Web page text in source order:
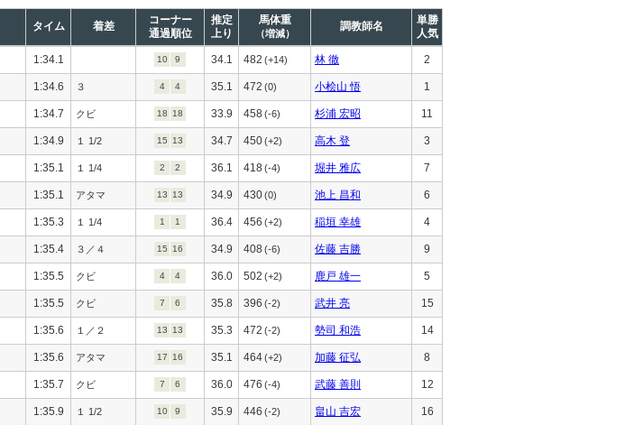
タイム 着差
コーナー
通過順位
推定
上り
馬体重
（増減）
調教師名
単勝
人気
1:34.1 10 9 34.1 482 (+14) 林 徹 2
1:34.6 ３ 4 4 35.1 472 (0) 小桧山 悟 1
1:34.7 クビ 18 18 33.9 458(-6) 杉浦 宏昭 11
1:34.9 １ 1/2 15 13 34.7 450(+2) 高木 登 3
1:35.1 １ 1/4 2 2 36.1 418(-4) 堀井 雅広 7
1:35.1 アタマ 13 13 34.9 430(0) 池上 昌和 6
1:35.3 １ 1/4 1 1 36.4 456 (+2) 稲垣 幸雄 4
1:35.4 ３／４ 15 16 34.9 408 (-6) 佐藤 吉勝 9
1:35.5 クビ 4 4 36.0 502 (+2) 鹿戸 雄一 5
1:35.5 クビ 7 6 35.8 396 (-2) 武井 亮 15
1:35.6 １／２ 13 13 35.3 472 (-2) 勢司 和浩 14
1:35.6 アタマ 17 16 35.1 464(+2) 加藤 征弘 8
1:35.7 クビ 7 6 36.0 476 (-4) 武藤 善則 12
1:35.9 １ 1/2 10 9 35.9 446 (-2) 畠山 吉宏 16